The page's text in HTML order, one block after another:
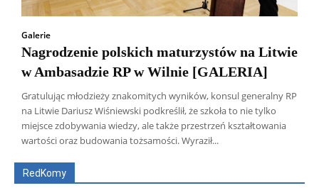
Galerie
Nagrodzenie polskich maturzystów na Litwie
w Ambasadzie RP w Wilnie [GALERIA]
Gratulując młodzieży znakomitych wyników, konsul generalny RP
na Litwie Dariusz Wiśniewski podkreślił, że szkoła to nie tylko
miejsce zdobywania wiedzy, ale także przestrzeń kształtowania
wartości oraz budowania tożsamości. Wyraził...
RedKomy
Wszyscy Aleksander Borowik
Antoni Radczenko
Artur Płokszto
Grzegorz Górny
ks. Jarosław Wąsowicz SDB